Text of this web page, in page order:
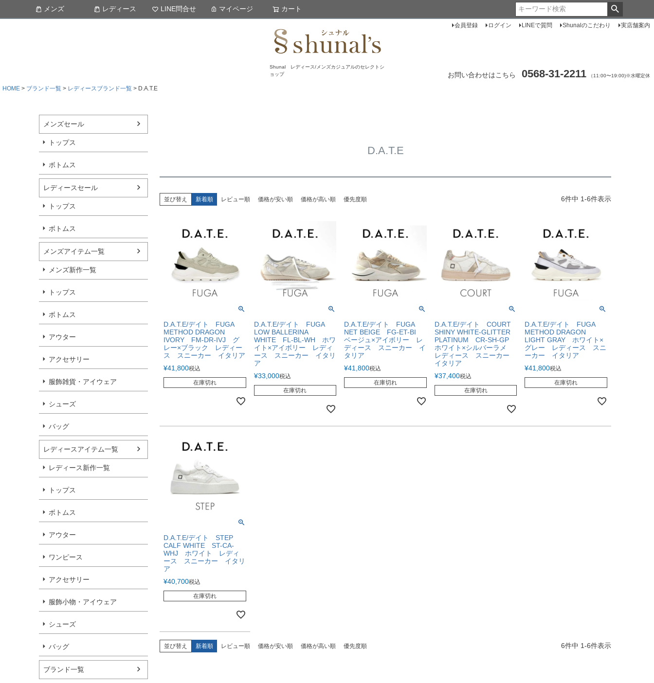
Shunal レディース/メンズカジュアルのセレクトシ
ョップ
会員登録 ログイン LINEで質問 Shunalのこだわり 実店舗案内
お問い合わせはこちら 0568-31-2211 （11:00〜19:00)※水曜定休
メンズ レディース LINE問合せ マイページ カート
HOME ブランド一覧 レディースブランド一覧 D.A.T.E
メンズセール
トップス
ボトムス
レディースセール
トップス
ボトムス
メンズアイテム一覧
メンズ新作一覧
トップス
ボトムス
アウター
アクセサリー
服飾雑貨・アイウェア
シューズ
バッグ
レディースアイテム一覧
レディース新作一覧
トップス
ボトムス
アウター
ワンピース
アクセサリー
服飾小物・アイウェア
シューズ
バッグ
ブランド一覧
D.A.T.E
並び替え 新着順 レビュー順 価格が安い順 価格が高い順 優先度順 6件中 1-6件表示
D.A.T.E/デイト FUGA
METHOD DRAGON
IVORY FM-DR-IVJ グ
レー×ブラック レディー
ス スニーカー イタリア
¥41,800税込
在庫切れ
D.A.T.E/デイト FUGA
LOW BALLERINA
WHITE FL-BL-WH ホワ
イト×アイボリー レディ
ース スニーカー イタリ
ア
¥33,000税込
在庫切れ
D.A.T.E/デイト FUGA
NET BEIGE FG-ET-BI
ベージュ×アイボリー レ
ディース スニーカー イ
タリア
¥41,800税込
在庫切れ
D.A.T.E/デイト COURT
SHINY WHITE-GLITTER
PLATINUM CR-SH-GP
ホワイト×シルバーラメ
レディース スニーカー
イタリア
¥37,400税込
在庫切れ
D.A.T.E/デイト FUGA
METHOD DRAGON
LIGHT GRAY ホワイト×
グレー レディース スニ
ーカー イタリア
¥41,800税込
在庫切れ
D.A.T.E/デイト STEP
CALF WHITE ST-CA-
WHJ ホワイト レディ
ース スニーカー イタリ
ア
¥40,700税込
在庫切れ
並び替え 新着順 レビュー順 価格が安い順 価格が高い順 優先度順 6件中 1-6件表示